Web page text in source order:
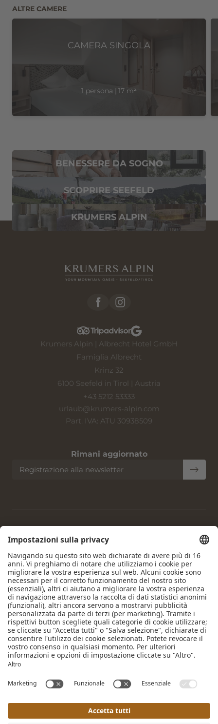
ALTRE CAMERE
CAMERA SINGOLA
1 persona | 17 m²
BENESSERE DA SOGNO
SCOPRIRE SEEFELD
KRUMERS ALPIN
Krumers Alpin | Albrecht Hotel GmbH
Famiglia Albrecht
Krinz 32
6100 Seefeld in Tirol | Austria
+43 5212 53333
urlaub@krumers-alpin. com
Part. IVA: ATU 30938509
Rimani aggiornato
Registrazione alla newsletter
Home|Note legali Privacy policy
|
Albrecht Hotel GmbH
Pagine interessanti:
Hotel Seefeld| Family Hotel Seefeld |Hotel Seefeld Mezza
Pensione| Hotel per Cani Tirolo|Hotel Wellness Seefeld
Day Spa Seefeld | Vacanze a Seefeld Vacanze a Seefeld
Nome
*campi obbligatori
Invia